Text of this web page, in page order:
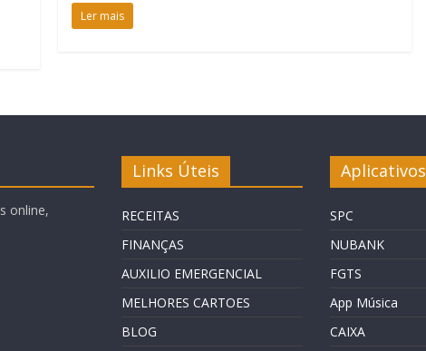
Ler mais
online,
Links Úteis
RECEITAS
FINANÇAS
AUXILIO EMERGENCIAL
MELHORES CARTOES
BLOG
Aplicativos
SPC
NUBANK
FGTS
App Música
CAIXA